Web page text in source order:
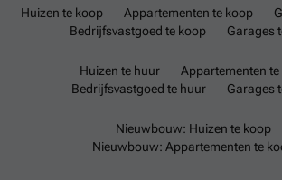
Huizen te koop Appartementen te koop
Bedrijfsvastgoed te koop
Garages
Huizen te huur
Appartementen
Bedrijfsvastgoed te huur
Garages
Nieuwbouw: Huizen te koop
Nieuwbouw: Appartementen te